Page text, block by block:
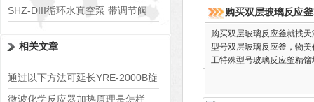
搅拌器
SHZ-DIII循环水真空泵 带调节阀
相关文章
通过以下方法可延长YRE-2000B旋
转蒸发仪的使用寿命
微波化学反应器加热原理是怎样
购买双层玻璃反应
购买双层玻璃反应釜就找
型号双层玻璃反应釜，物
工特殊型号玻璃反应釜精馏